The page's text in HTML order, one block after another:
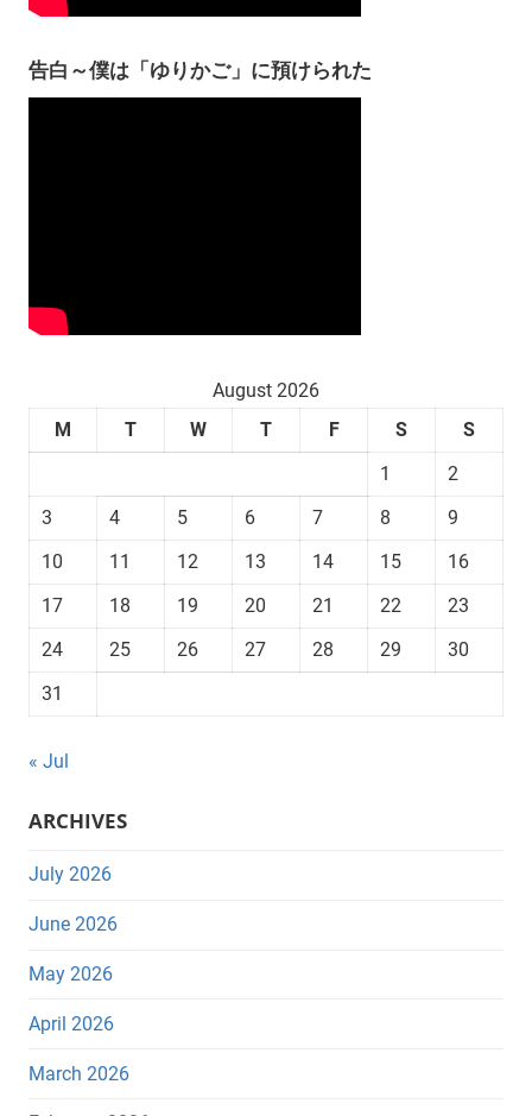
告白～僕は「ゆりかご」に預けられた
August 2026
M
T W T F S
S
1
2
3
4 5 6 7 8
9
10
11 12 13 14 15
16
17
18 19 20 21 22
23
24
25 26 27 28 29
30
31
« Jul
ARCHIVES
July 2026
June 2026
May 2026
April 2026
March 2026